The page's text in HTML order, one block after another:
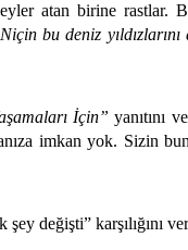
atan birine rastlar.
bu deniz
İçin” yanıtını
imkan yok. Sizin
değişti” karşılığını